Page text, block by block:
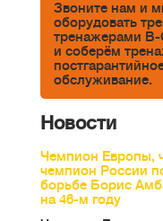
Звоните нам и
оборудовать
тренажерами В-
и соберём
обслуживание.
Новости
Чемпион Европы,
чемпион России
борьбе Борис
на 46-м году